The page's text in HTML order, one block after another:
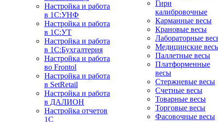
Настройка и работа
в 1С:УНФ
Настройка и работа
в 1С:УТ
Настройка и работа
в 1С:Бухгалтерия
Настройка и работа
во Frontol
Настройка и работа
в SetRetail
Настройка и работа
в ДАЛИОН
Настройка отчетов
1С
Гири
калибровочные
Карманные весы
Крановые весы
Лабораторные
Медицинские
Паллетные весы
Платформенные
весы
Стержневые весы
Счетные весы
Товарные весы
Торговые весы
Фасовочные весы